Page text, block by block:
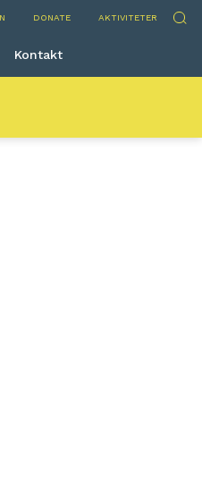
DONATE AKTIVITETER Sök
Kontakt